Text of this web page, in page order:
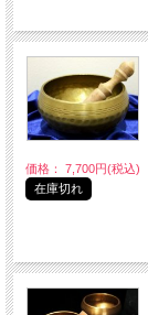
価格： 7,700円(税込)
在庫切れ